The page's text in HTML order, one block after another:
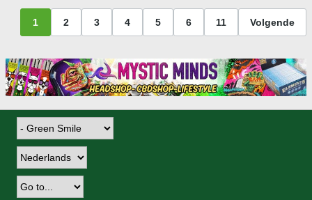
1 2 3 4 5 6 11 Volgende